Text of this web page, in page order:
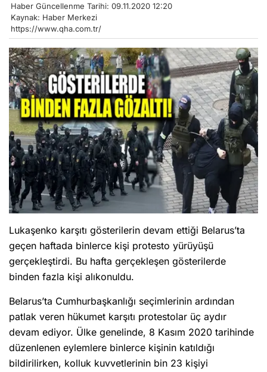
Haber Güncellenme Tarihi: 09.11.2020 12:20
Kaynak: Haber Merkezi
https://www.qha.com.tr/
Lukaşenko karşıtı gösterilerin devam ettiği Belarus’ta
geçen haftada binlerce kişi protesto yürüyüşü
gerçekleştirdi. Bu hafta gerçekleşen gösterilerde
binden fazla kişi alıkonuldu.
Belarus’ta Cumhurbaşkanlığı seçimlerinin ardından
patlak veren hükumet karşıtı protestolar üç aydır
devam ediyor. Ülke genelinde, 8 Kasım 2020 tarihinde
düzenlenen eylemlere binlerce kişinin katıldığı
bildirilirken, kolluk kuvvetlerinin bin 23 kişiyi